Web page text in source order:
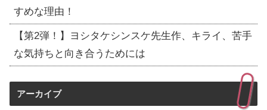
すめな理由！
【第2弾！】ヨシタケシンスケ先生作、キライ、苦手
な気持ちと向き合うためには
アーカイブ